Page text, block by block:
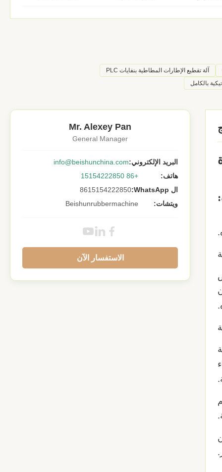
آلة تقطيع الإطارات المطاطية بنفايات PLC
بالكامل
Mr. Alexey Pan
General Manager
البريد الإلكتروني:info@beishunchina.com
هاتف:
+86 15154222850
ال WhatsApp:
8615154222850
ويتشات:
Beishunrubbermachine
الاستفسار الآن